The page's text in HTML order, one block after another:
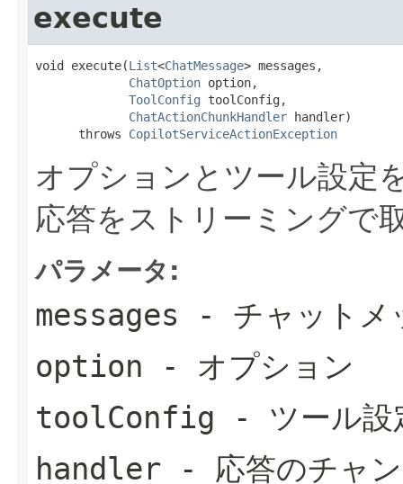
execute
void execute(List<ChatMessage> messages,
ChatOption option,
ToolConfig toolConfig,
ChatActionChunkHandler handler)
      throws
CopilotServiceActionException
オプションとツール設定
応答をストリーミングで
パラメータ:
messages - チャットメ
option - オプション
toolConfig - ツール設
handler - 応答のチャン